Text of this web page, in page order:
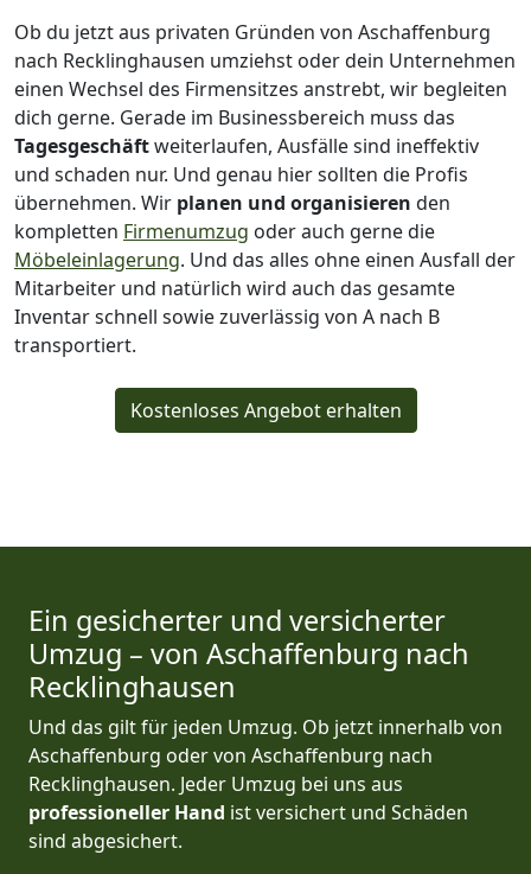
Ob du jetzt aus privaten Gründen von Aschaffenburg
nach Recklinghausen umziehst oder dein Unternehmen
einen Wechsel des Firmensitzes anstrebt, wir begleiten
dich gerne. Gerade im Businessbereich muss das
Tagesgeschäftweiterlaufen, Ausfälle sind ineffektiv
und schaden nur. Und genau hier sollten die Profis
übernehmen. Wir planen und organisieren den
kompletten Firmenumzug oder auch gerne die
Möbeleinlagerung. Und das alles ohne einen Ausfall der
Mitarbeiter und natürlich wird auch das gesamte
Inventar schnell sowie zuverlässig von A nach B
transportiert.
Kostenloses Angebot erhalten
Ein gesicherter und versicherter
Umzug – von Aschaffenburg nach
Recklinghausen
Und das gilt für jeden Umzug. Ob jetzt innerhalb von
Aschaffenburg oder von Aschaffenburg nach
Recklinghausen. Jeder Umzug bei uns aus
professioneller Hand ist versichert und Schäden
sind abgesichert.